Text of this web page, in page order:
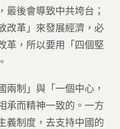
最後會導致中共垮台；
改革」來發展經濟，必
革，所以要用「四個堅
制」與「一個中心，
承而精神一致的。一方
義制度，去支持中國的